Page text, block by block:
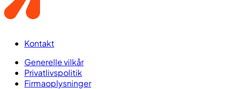
Kontakt
Generelle vilkår
Privatlivspolitik
Firmaoplysninger